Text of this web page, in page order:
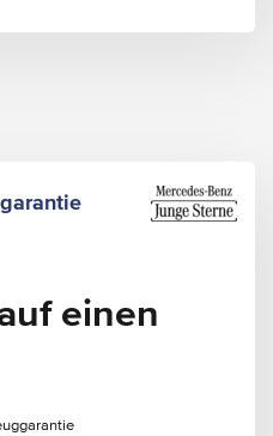
einen